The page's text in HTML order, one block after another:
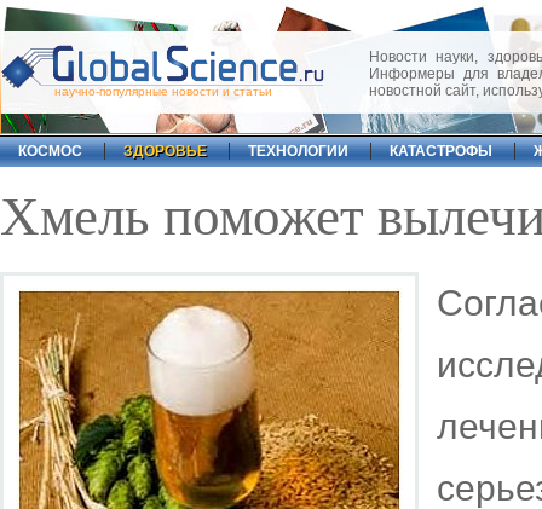
научно-популярные новости и статьи
Новости науки,
Информеры для
новостной сайт,
КОСМОС ЗДОРОВЬЕ ТЕХНОЛОГИИ КАТАСТРОФЫ
Хмель поможет